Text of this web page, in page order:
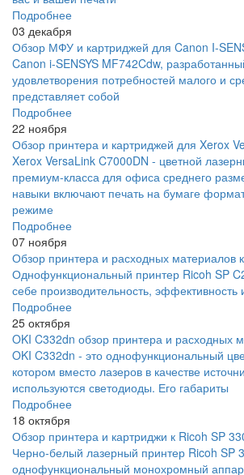
Подробнее
03 декабря
Обзор МФУ и картриджей для Canon I-
Canon i-SENSYS MF742Cdw,
удовлетворения потребностей малого и
представляет собой
Подробнее
22 ноября
Обзор принтера и картриджей для Xerox
Xerox VersaLink C7000DN - цветной
премиум-класса для офиса среднего
навыки включают печать на бумаге
режиме
Подробнее
07 ноября
Обзор принтера и расходных материалов
Однофункциональный принтер Ricoh SP
себе производительность, эффективность
Подробнее
25 октября
OKI C332dn обзор принтера и расходных
OKI C332dn - это однофункциональный
котором вместо лазеров в качестве
используются светодиоды. Его габариты
Подробнее
18 октября
Обзор принтера и картриджи к Ricoh SP
Черно-белый лазерный принтер Ricoh SP
однофункциональный монохромный